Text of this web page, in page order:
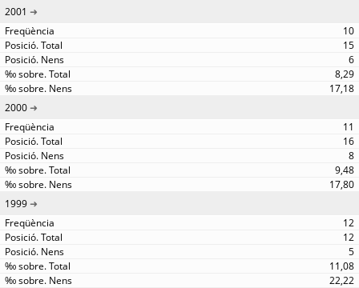
2001
10
15
6
8,29
17,18
2000
11
16
8
9,48
17,80
1999
12
12
5
11,08
22,22